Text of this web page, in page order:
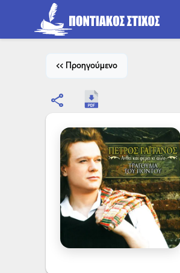
<< Προηγούμενο
share